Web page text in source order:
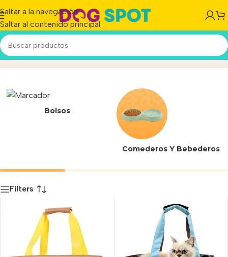
Saltar a la navegación
Saltar al contenido principal
Accesorios GatosInicio/Producto
Bolsos
Comederos Y Bebederos
Filters